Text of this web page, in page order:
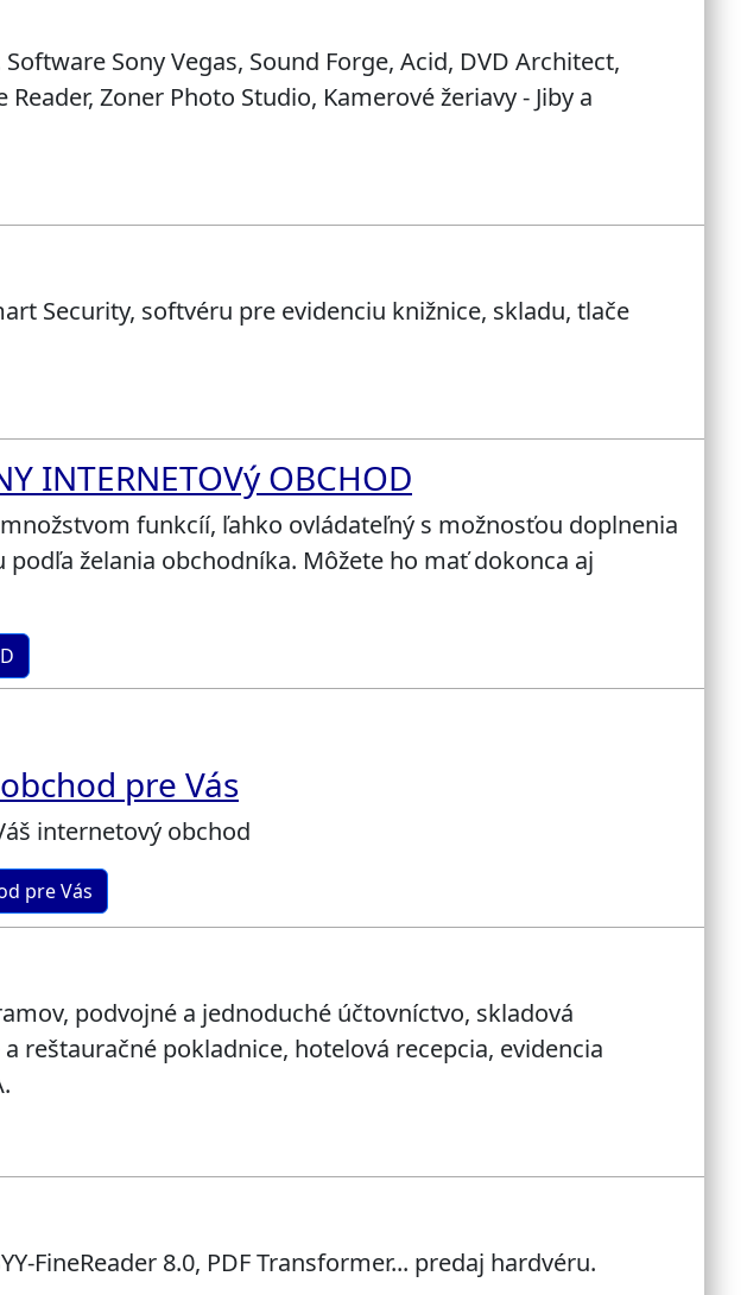
Sony Vegas, Sound Forge, Acid, DVD Architect,
Reader, Zoner Photo Studio, Kamerové žeriavy - Jiby a
Security, softvéru pre evidenciu knižnice, skladu, tlače
INTERNETOVý OBCHOD
funkcíí, ľahko ovládateľný s možnosťou doplnenia
podľa želania obchodníka. Môžete ho mať dokonca aj
pre Vás
internetový obchod
pre Vás
podvojné a jednoduché účtovníctvo, skladová
reštauračné pokladnice, hotelová recepcia, evidencia
FineReader 8.0, PDF Transformer... predaj hardvéru.